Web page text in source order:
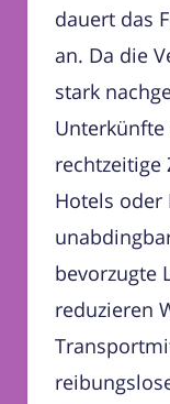
dauert das
an. Da die
stark
rechtzeitige
Hotels
bevorzugte
reduzieren